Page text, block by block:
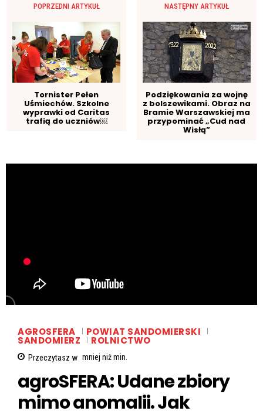
POPRZEDNI ARTYKUŁ
Tornister Pełen
Uśmiechów. Szkolne
wyprawki od Caritas
trafią do uczniów￼
NASTĘPNY ARTYKUŁ
Podziękowania za wojnę
z bolszewikami. Obraz na
Bramie Warszawskiej ma
przypominać „Cud nad
Wisłą”